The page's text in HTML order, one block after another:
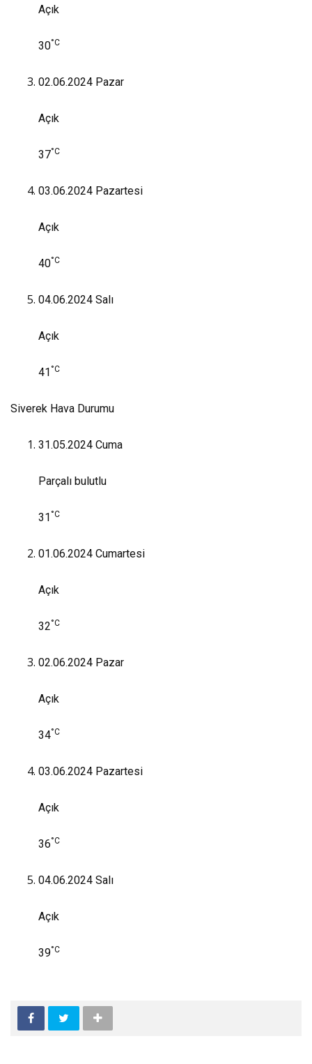
Açık
30°C
02.06.2024 Pazar
Açık
37°C
03.06.2024 Pazartesi
Açık
40°C
04.06.2024 Salı
Açık
41 °C
Siverek Hava Durumu
31.05.2024 Cuma
Parçalı bulutlu
31 °C
01.06.2024 Cumartesi
Açık
32°C
02.06.2024 Pazar
Açık
34°C
03.06.2024 Pazartesi
Açık
36°C
04.06.2024 Salı
Açık
39°C